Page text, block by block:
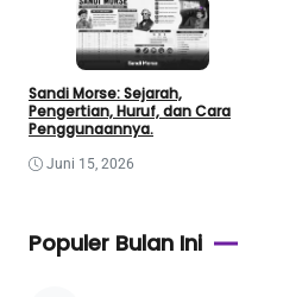
Sandi Morse: Sejarah,
Pengertian, Huruf, dan Cara
Penggunaannya.
Juni 15, 2026
Populer Bulan Ini